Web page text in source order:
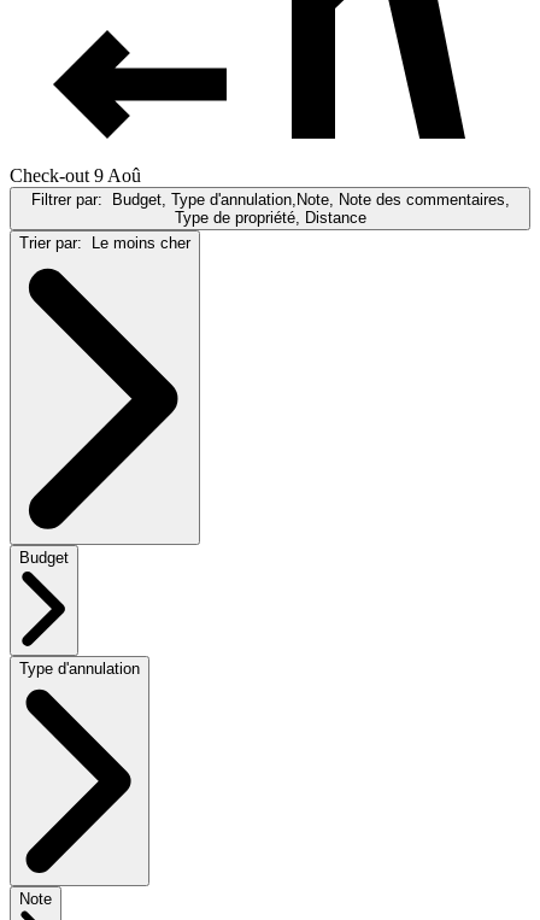
Check-out 9 Aoû
Filtrer par:
Budget, Type d'annulation,Note, Note des commentaires,
Type de propriété, Distance
Trier par:
Le moins cher
Budget
Type d'annulation
Note